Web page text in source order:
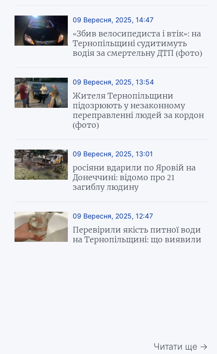
09 Вересня, 2025, 14:47
«Збив велосипедиста і втік»: на
Тернопільщині судитимуть
водія за смертельну ДТП (фото)
09 Вересня, 2025, 13:54
Жителя Тернопільщини
підозрюють у незаконному
переправленні людей за кордон
(фото)
09 Вересня, 2025, 13:01
росіяни вдарили по Яровій на
Донеччині: відомо про 21
загиблу людину
09 Вересня, 2025, 12:47
Перевірили якість питної води
на Тернопільщині: що виявили
Читати ще →